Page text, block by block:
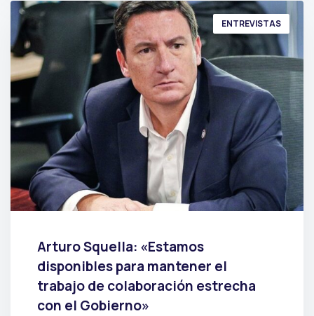
ENTREVISTAS
Arturo Squella: «Estamos
disponibles para mantener el
trabajo de colaboración estrecha
con el Gobierno»